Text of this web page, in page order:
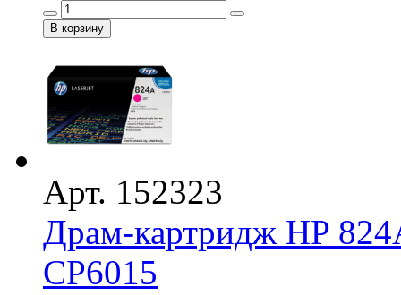
Арт. 152323
Драм-картридж HP
CP6015